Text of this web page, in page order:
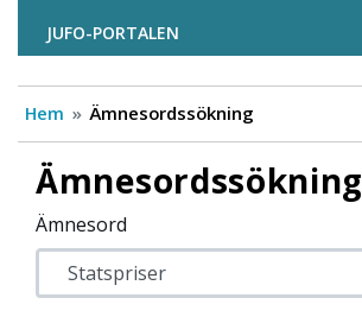
JUFO-PORTALEN
Hem Ämnesordssökning
Ämnesordssökning
Ämnesord